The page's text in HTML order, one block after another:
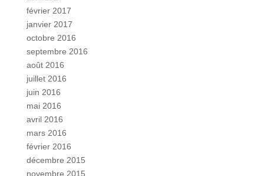
février 2017
janvier 2017
octobre 2016
septembre 2016
août 2016
juillet 2016
juin 2016
mai 2016
avril 2016
mars 2016
février 2016
décembre 2015
novembre 2015